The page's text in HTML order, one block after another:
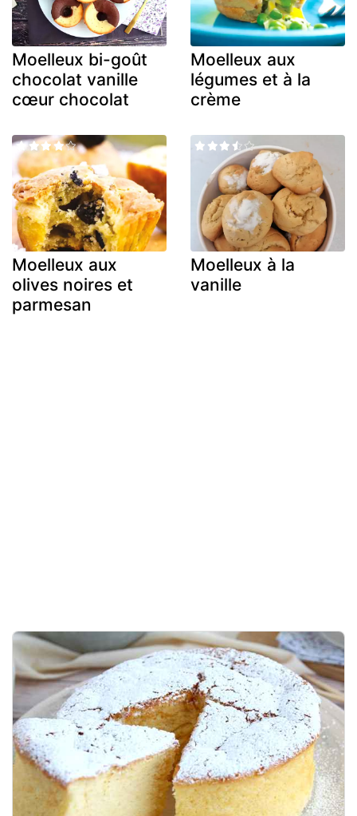
Moelleux bi-goût
chocolat vanille
cœur chocolat
Moelleux aux
légumes et à la
crème
Moelleux aux
olives noires et
parmesan
Moelleux à la
vanille